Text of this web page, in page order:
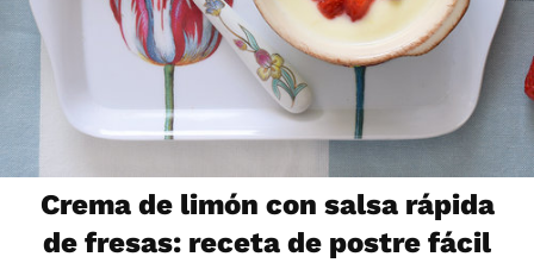
Crema de limón con salsa rápida
de fresas: receta de postre fácil